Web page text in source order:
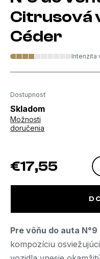
Citrusová
Céder
Pre vôňu do auta N°9
kompozíciu
Dostupnosť
Skladom
Možnosti
doručenia
€17,55
Jednotková cena: